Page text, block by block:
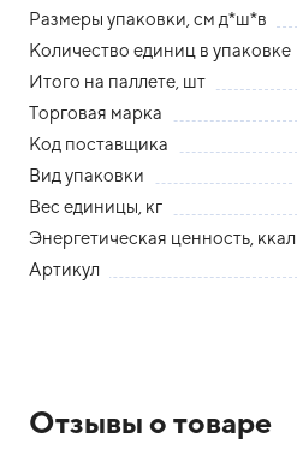
Размеры упаковки, см д*ш*в
Количество единиц в упаковке
Итого на паллете, шт
Торговая марка
Код поставщика
Вид упаковки
Вес единицы, кг
Энергетическая ценность, ккал
Артикул
Отзывы о товаре